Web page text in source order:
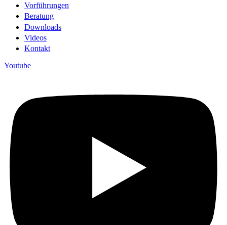
Vorführungen
Beratung
Downloads
Videos
Kontakt
Youtube